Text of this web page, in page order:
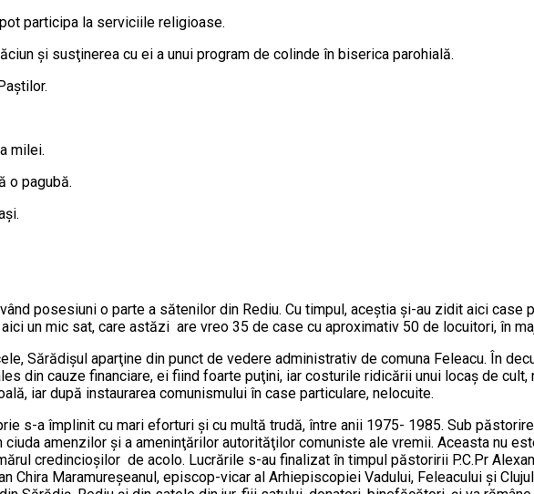
participa la serviciile religioase.
şi susţinerea cu ei a unui program de colinde în biserica parohială.
milei.
o pagubă.
posesiuni o parte a sătenilor din Rediu. Cu timpul, aceştia şi-au zidit aici
un mic sat, care astăzi are vreo 35 de case cu aproximativ 50 de locuitori, în
Sărădişul aparţine din punct de vedere administrativ de comuna Feleacu. În
din cauze financiare, ei fiind foarte puţini, iar costurile ridicării unui locaş de
iar după instaurarea comunismului în case particulare, nelocuite.
s-a împlinit cu mari eforturi şi cu multă trudă, între anii 1975- 1985. Sub
amenzilor şi a ameninţărilor autorităţilor comuniste ale vremii. Aceasta nu
credincioşilor de acolo. Lucrările s-au finalizat în timpul păstoririi P.C.Pr
Maramureşeanul, episcop-vicar al Arhiepiscopiei Vadului, Feleacului şi